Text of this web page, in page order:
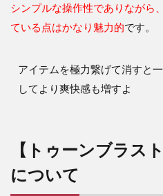
シンプルな操作性でありながら
ている点はかなり魅力的です。
アイテムを極力繋げて消すと
してより爽快感も増すよ
【トゥーンブラス
について